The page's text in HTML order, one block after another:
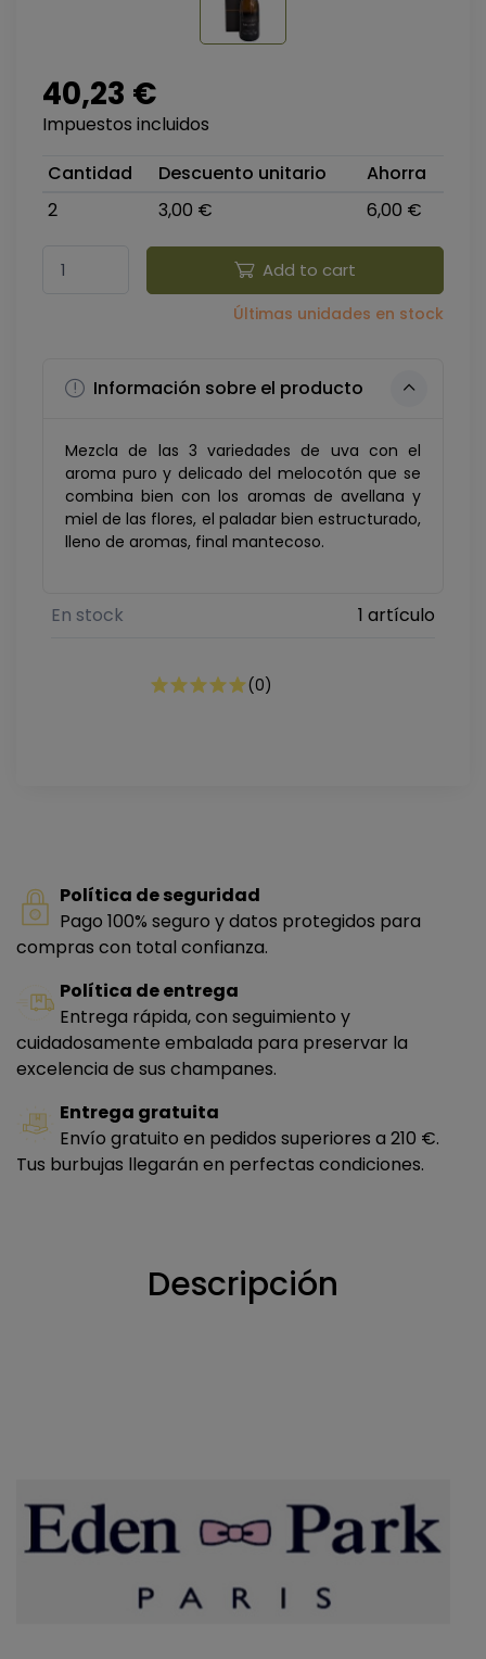
40,23 €
Impuestos incluidos
Cantidad
Descuento unitario
Ahorra
2
3,00 € 6,00 €
Add to cart
Últimas unidades en stock
Información sobre el producto
Mezcla de las 3 variedades de uva con el
aroma puro y delicado del melocotón que se
combina bien con los aromas de avellana y
miel de las flores, el paladar bien estructurado,
lleno de aromas, final mantecoso.
En stock 1 artículo
(0)
Política de seguridad
Pago 100% seguro y datos protegidos para
compras con total confianza.
Política de entrega
Entrega rápida, con seguimiento y
cuidadosamente embalada para preservar la
excelencia de sus champanes.
Entrega gratuita
Envío gratuito en pedidos superiores a 210 €.
Tus burbujas llegarán en perfectas condiciones.
Descripción